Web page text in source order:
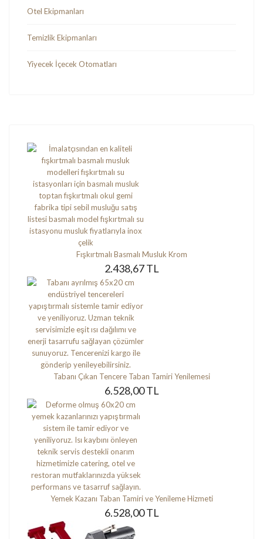
Otel Ekipmanları
Temizlik Ekipmanları
Yiyecek İçecek Otomatları
Fışkırtmalı Basmalı Musluk Krom
2.438,67 TL
Tabanı Çıkan Tencere Taban Tamiri Yenilemesi
6.528,00 TL
Yemek Kazanı Taban Tamiri ve Yenileme Hizmeti
6.528,00 TL